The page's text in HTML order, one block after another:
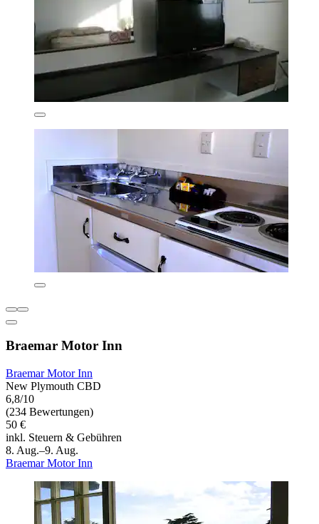
Braemar Motor Inn
Braemar Motor Inn
New Plymouth CBD
6,8/10
(234 Bewertungen)
50 €
inkl. Steuern & Gebühren
8. Aug.–9. Aug.
Braemar Motor Inn